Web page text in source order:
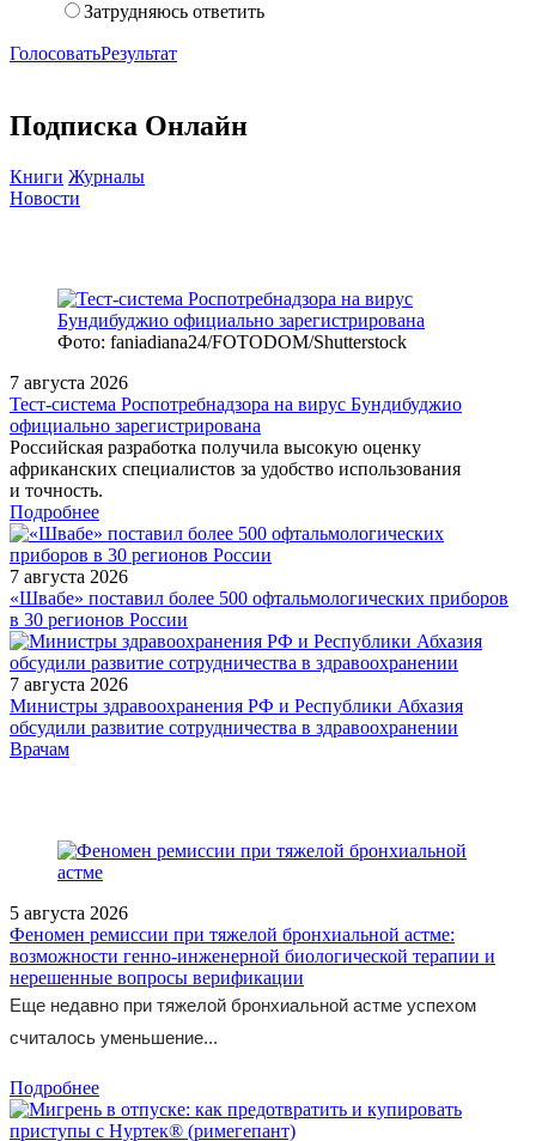
Затрудняюсь ответить
ГолосоватьРезультат
Подписка Онлайн
Книги Журналы
Новости
Фото: faniadiana24/FOTODOM/Shutterstock
7 августа 2026
Тест‑система Роспотребнадзора на вирус Бундибуджио
официально зарегистрирована
Российская разработка получила высокую оценку
африканских специалистов за удобство использования
и точность.
Подробнее
7 августа 2026
«Швабе» поставил более 500 офтальмологических приборов
в 30 регионов России
7 августа 2026
Министры здравоохранения РФ и Республики Абхазия
обсудили развитие сотрудничества в здравоохранении
/doctor/allergology/novye-vozmozhnosti-v-lechenii-allergicheskogo-
Врачам
5 августа 2026
Феномен ремиссии при тяжелой бронхиальной астме:
возможности генно-инженерной биологической терапии и
нерешенные вопросы верификации
Еще недавно при тяжелой бронхиальной астме успехом
считалось уменьшение...
Подробнее